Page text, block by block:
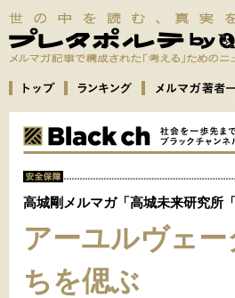
高城剛メルマガ「高城未来研究所
アーユルヴェ
ちを偲ぶ